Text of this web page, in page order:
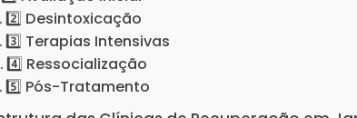
2️⃣ Desintoxicação
3️⃣ Terapias Intensivas
4️⃣ Ressocialização
5️⃣ Pós-Tratamento